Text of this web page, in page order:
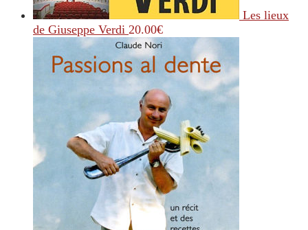
Les lieux
de Giuseppe Verdi 20.00€